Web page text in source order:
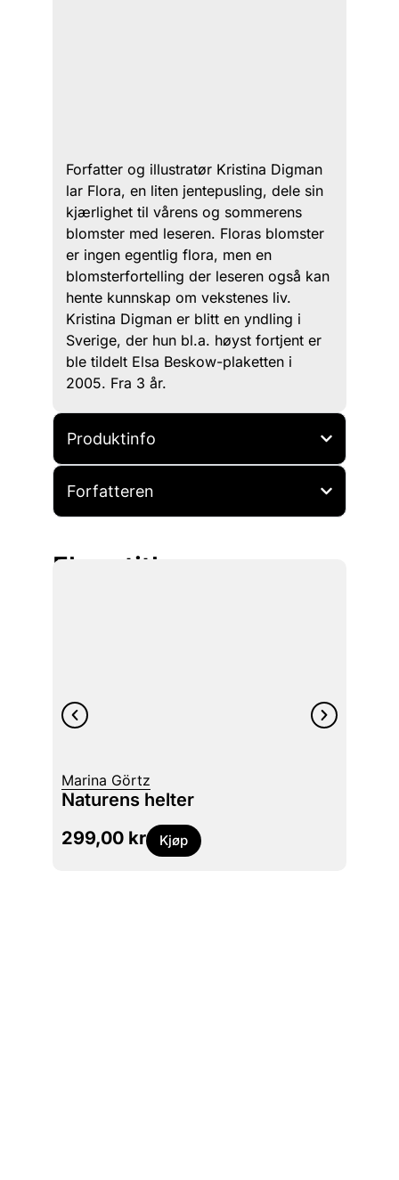
Forfatter og illustratør Kristina Digman
lar Flora, en liten jentepusling, dele sin
kjærlighet til vårens og sommerens
blomster med leseren. Floras blomster
er ingen egentlig flora, men en
blomsterfortelling der leseren også kan
hente kunnskap om vekstenes liv.
Kristina Digman er blitt en yndling i
Sverige, der hun bl.a. høyst fortjent er
ble tildelt Elsa Beskow-plaketten i
2005. Fra 3 år.
Produktinfo
Forfatteren
Flere titler
Marina Görtz
Naturens helter
299,00 kr Kjøp